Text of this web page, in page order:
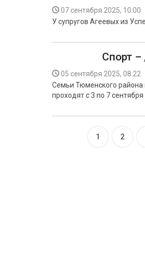
07 сентября 2025, 10:00
У супругов Агеевых из
Спорт
05 сентября 2025, 08:22
Семьи Тюменского района
проходят с 3 по 7 сентября
1 2